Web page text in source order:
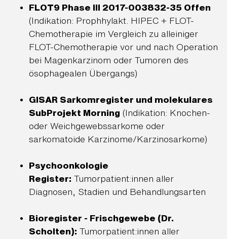
FLOT9 Phase III 2017-003832-35 Offen
(Indikation: Prophhylakt. HIPEC + FLOT-
Chemotherapie im Vergleich zu alleiniger
FLOT-Chemotherapie vor und nach Operation
bei Magenkarzinom oder Tumoren des
ösophagealen Übergangs)
GISAR Sarkomregister und molekulares
SubProjekt Morning (Indikation: Knochen-
oder Weichgewebssarkome oder
sarkomatoide Karzinome/Karzinosarkome)
Psychoonkologie
Register: Tumorpatient:innen aller
Diagnosen, Stadien und Behandlungsarten
Bioregister - Frischgewebe (Dr.
Scholten): Tumorpatient:innen aller